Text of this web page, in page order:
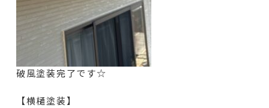
破風塗装完了です☆
【横樋塗装】